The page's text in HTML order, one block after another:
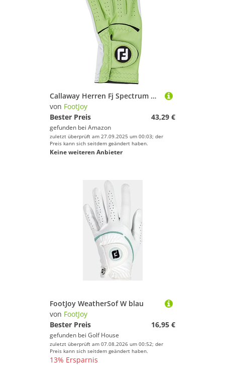
Callaway Herren Fj Spectrum Golfhandschuh, zitronengelb, Medium-Large
von FootJoy
Bester Preis
43,29 €
gefunden bei Amazon
zuletzt überprüft am 27.09.2025 um 00:03; der
Preis kann sich seitdem geändert haben.
Keine weiteren Anbieter
FootJoy WeatherSof W blau
von FootJoy
Bester Preis
16,95 €
gefunden bei Golf House
zuletzt überprüft am 07.08.2026 um 00:52; der
Preis kann sich seitdem geändert haben.
13% Ersparnis